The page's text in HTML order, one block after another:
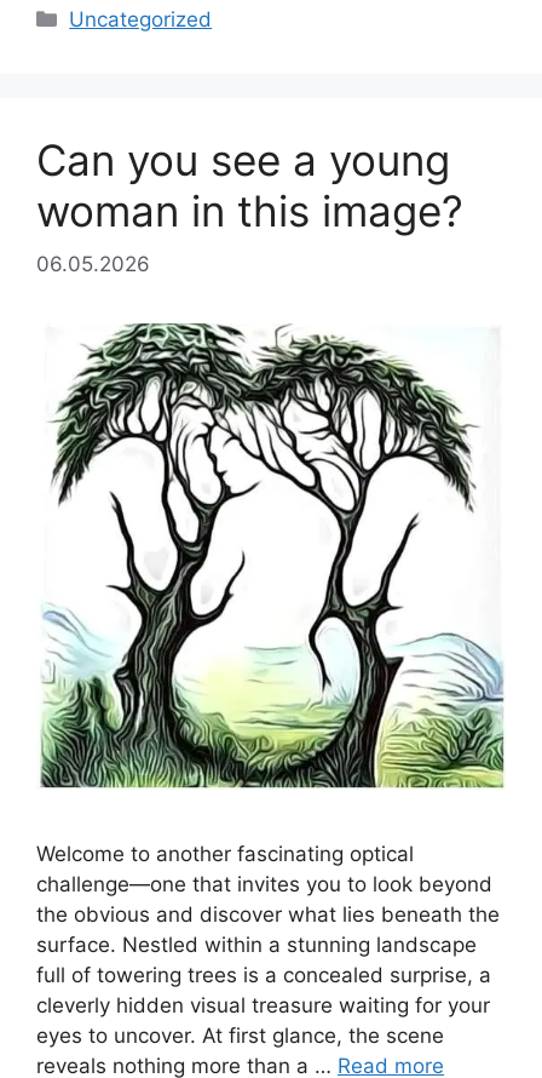
Categories
Uncategorized
Can you see a young
woman in this image?
06.05.2026
Welcome to another fascinating optical
challenge—one that invites you to look beyond
the obvious and discover what lies beneath the
surface. Nestled within a stunning landscape
full of towering trees is a concealed surprise, a
cleverly hidden visual treasure waiting for your
eyes to uncover. At first glance, the scene
reveals nothing more than a … Read more